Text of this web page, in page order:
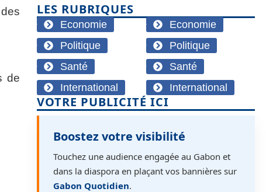
de
LES RUBRIQUES
Economie
Politique
Santé
International
Economie
Politique
Santé
International
VOTRE PUBLICITÉ ICI
Boostez votre visibilité
Touchez une audience engagée au Gabon et
dans la diaspora en plaçant vos bannières sur
Gabon Quotidien.